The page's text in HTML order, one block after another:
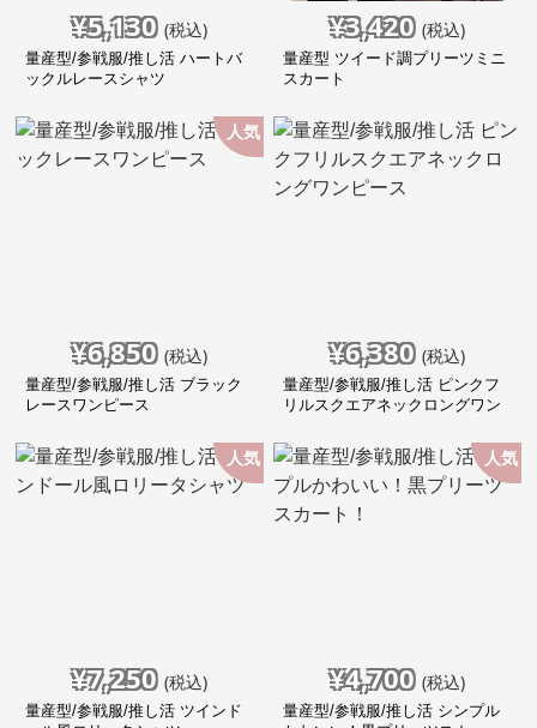
¥5,130 (税込)
量産型/参戦服/推し活 ハートバ
ックルレースシャツ
¥3,420 (税込)
量産型 ツイード調プリーツミニ
スカート
人気
¥6,850 (税込)
量産型/参戦服/推し活 ブラック
レースワンピース
¥6,380 (税込)
量産型/参戦服/推し活 ピンクフ
リルスクエアネックロングワン
人気
¥7,250 (税込)
量産型/参戦服/推し活 ツインド
人気
¥4,700 (税込)
量産型/参戦服/推し活 シンプル